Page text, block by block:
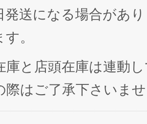
発送になる場合があ
。
庫と店頭在庫は連動
際はご了承下さいま